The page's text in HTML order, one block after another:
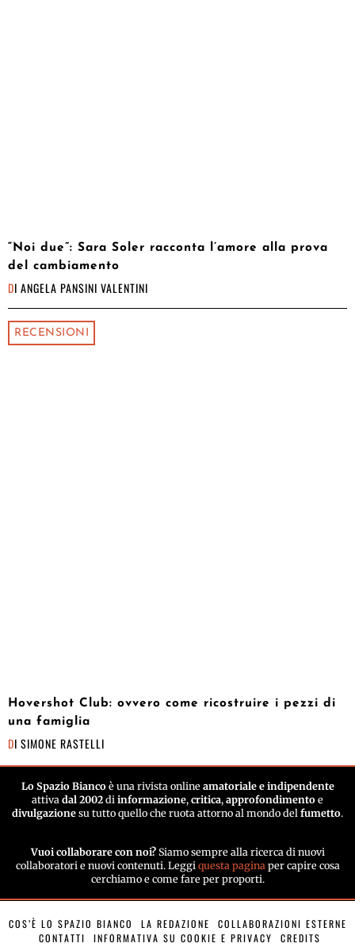
“Noi due”: Sara Soler racconta l’amore alla prova
del cambiamento
DI ANGELA PANSINI VALENTINI
RECENSIONI
Hovershot Club: ovvero come ricostruire i pezzi di
una famiglia
DI SIMONE RASTELLI
Lo Spazio Biancoè una rivista online amatoriale e indipendente
attiva dal 2002 di informazione, critica, approfondimento e
divulgazione su tutto quello che ruota attorno al mondo del fumetto.
Vuoi collaborare con noi? Siamo sempre alla ricerca di nuovi
collaboratori e nuovi contenuti. Leggi questa paginaper capire cosa
cerchiamo e come fare per proporti.
COS’È LO SPAZIO BIANCO LA REDAZIONE
COLLABORAZIONI ESTERNE
CONTATTI
INFORMATIVA SU COOKIE E PRIVACY CREDITS